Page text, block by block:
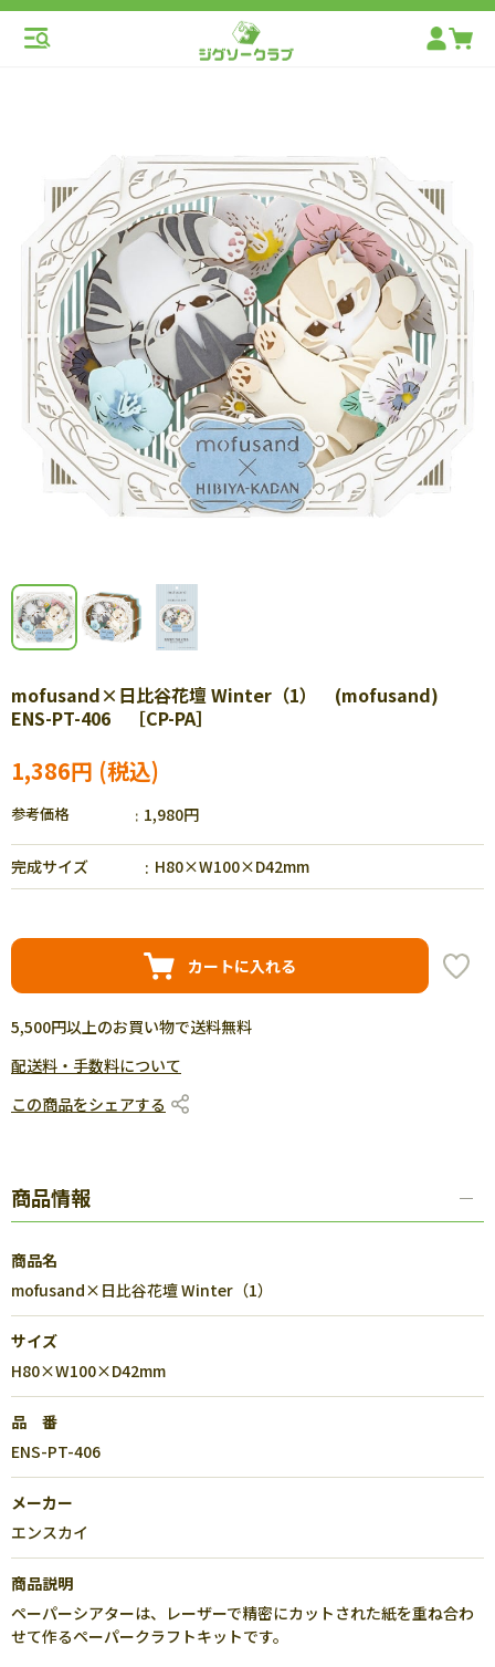
mofusand×日比谷花壇 Winter（1） (mofusand)
ENS-PT-406 ［CP-PA］
1,386円
参考価格 1,980円
完成サイズ H80×W100×D42mm
カートに入れる
5,500円以上のお買い物で送料無料
配送料・手数料について
この商品をシェアする
商品情報
商品名
mofusand×日比谷花壇 Winter（1）
サイズ
H80×W100×D42mm
品 番
ENS-PT-406
メーカー
エンスカイ
商品説明
ペーパーシアターは、レーザーで精密にカットされた紙を重ね合わ
せて作るペーパークラフトキットです。